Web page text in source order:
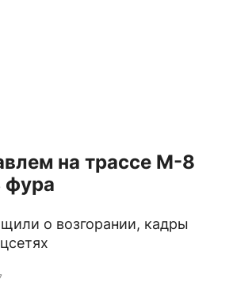
на трассе М-8
фура
о возгорании, кадры